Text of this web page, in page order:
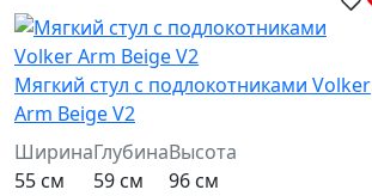
Мягкий стул с подлокотниками Volker
Arm Beige V2
Ширина
55 см
Глубина
59 см
Высота
96 см